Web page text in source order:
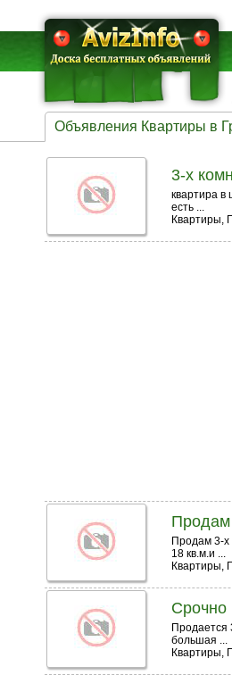
Объявления Квартиры в
3-х
квартира в
есть ...
Квартиры,
Продам
Продам 3-х
18 кв.м.и ...
Квартиры,
Срочно
Продается
большая ...
Квартиры,